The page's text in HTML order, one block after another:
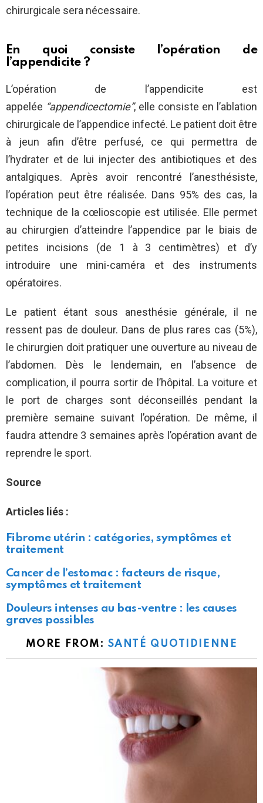
chirurgicale sera nécessaire.
En quoi consiste l’opération de
l’appendicite ?
L’opération de l’appendicite est
appelée “appendicectomie”, elle consiste en l’ablation
chirurgicale de l’appendice infecté. Le patient doit être
à jeun afin d’être perfusé, ce qui permettra de
l’hydrater et de lui injecter des antibiotiques et des
antalgiques. Après avoir rencontré l’anesthésiste,
l’opération peut être réalisée. Dans 95% des cas, la
technique de la cœlioscopie est utilisée. Elle permet
au chirurgien d’atteindre l’appendice par le biais de
petites incisions (de 1 à 3 centimètres) et d’y
introduire une mini-caméra et des instruments
opératoires.
Le patient étant sous anesthésie générale, il ne
ressent pas de douleur. Dans de plus rares cas (5%),
le chirurgien doit pratiquer une ouverture au niveau de
l’abdomen. Dès le lendemain, en l’absence de
complication, il pourra sortir de l’hôpital. La voiture et
le port de charges sont déconseillés pendant la
première semaine suivant l’opération. De même, il
faudra attendre 3 semaines après l’opération avant de
reprendre le sport.
Source
Articles liés :
Fibrome utérin : catégories, symptômes et
traitement
Cancer de l’estomac : facteurs de risque,
symptômes et traitement
Douleurs intenses au bas-ventre : les causes
graves possibles
MORE FROM: SANTÉ QUOTIDIENNE